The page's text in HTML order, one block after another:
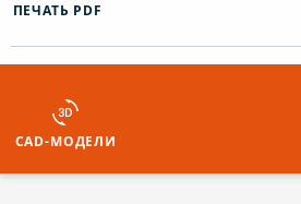
ПЕЧАТЬ PDF
CAD-МОДЕЛИ